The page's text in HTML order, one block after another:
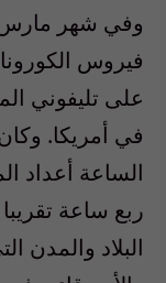
وفي شهر
فيروس
على تليفوني
في أمريكا.
الساعة أعداد
ربع ساعة
البلاد والمدن